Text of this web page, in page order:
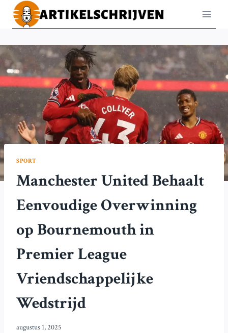
Doorgaan
naar
SPORT
Manchester United Behaalt
Eenvoudige Overwinning
op Bournemouth in
Premier League
Vriendschappelijke
Wedstrijd
augustus 1, 2025